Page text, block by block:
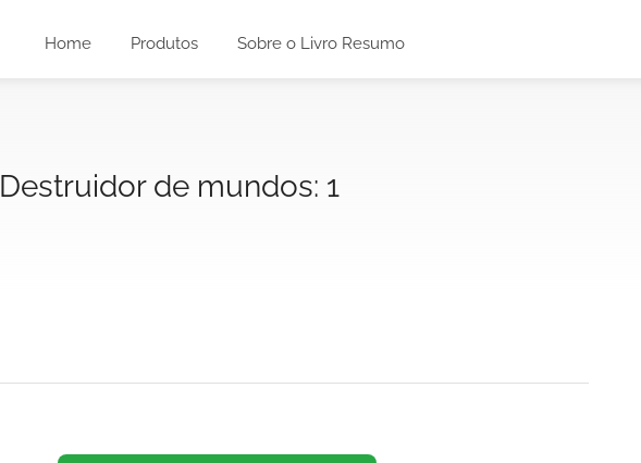
Home Produtos Sobre o Livro Resumo
Destruidor de mundos: 1